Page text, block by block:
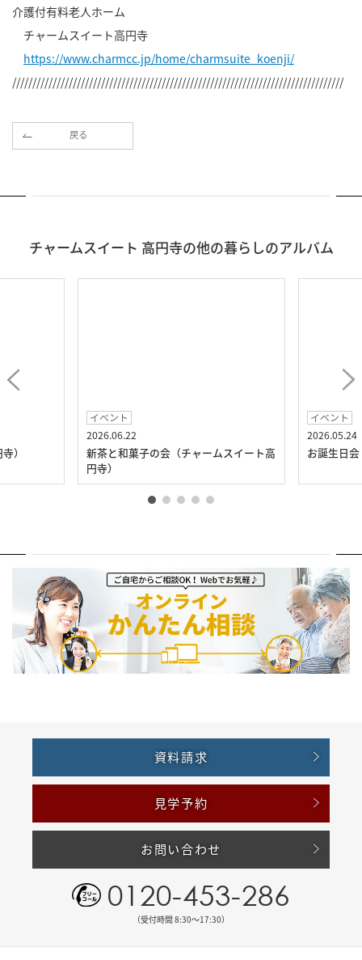
介護付有料老人ホーム
チャームスイート高円寺
https://www.charmcc.jp/home/charmsuite_koenji/
//////////////////////////////////////////////////////////////////////////////////
戻る
チャームスイート 高円寺の他の暮らしのアルバム
）
イベント
2026.06.22
新茶と和菓子の会（チャームスイート高
円寺）
イベント
2026.05.24
お誕生日
資料請求
見学予約
お問い合わせ
0120-453-286
（受付時間 8:30〜17:30）